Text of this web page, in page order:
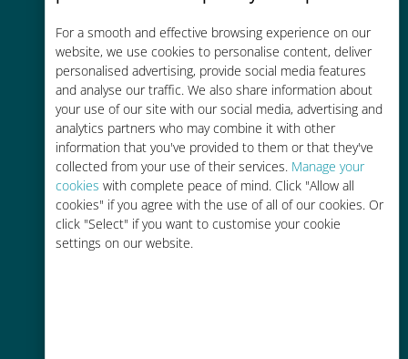
For a smooth and effective browsing experience on our
website, we use cookies to personalise content, deliver
personalised advertising, provide social media features
and analyse our traffic. We also share information about
your use of our site with our social media, advertising and
analytics partners who may combine it with other
information that you've provided to them or that they've
collected from your use of their services. Manage your
cookies with complete peace of mind. Click "Allow all
cookies" if you agree with the use of all of our cookies. Or
click "Select" if you want to customise your cookie
settings on our website.
お客様が普段お使いのキャリアでロ
ーミングサービスを使った場合に比
べて最大で90％の節約が可能です。
かんたん追加購入
Wi-Fiやデータ残量がなくても、